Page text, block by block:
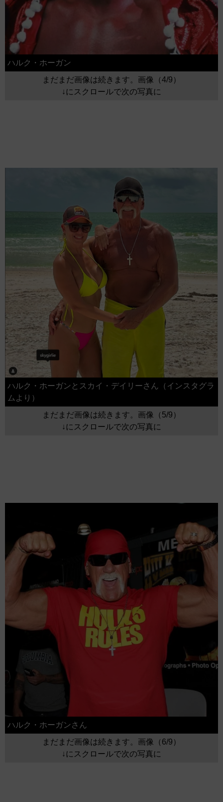
ハルク・ホーガン
まだまだ画像は続きます。画像（4/9）
↓にスクロールで次の写真に
ハルク・ホーガンとスカイ・デイリーさん（インスタグラ
ムより）
まだまだ画像は続きます。画像（5/9）
↓にスクロールで次の写真に
ハルク・ホーガンさん
まだまだ画像は続きます。画像（6/9）
↓にスクロールで次の写真に